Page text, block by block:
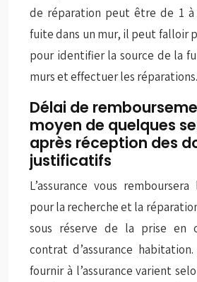
de réparation peut être de 1 à
fuite dans un mur, il peut falloir
pour identifier la source de la
murs et effectuer les réparations.
Délai de
moyen de quelques
après réception des
justificatifs
L’assurance vous
pour la recherche et la
sous réserve de la prise en
contrat d’assurance
fournir à l’assurance varient